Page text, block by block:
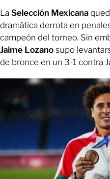
La Selección Mexicana
dramática derrota en
campeón del torneo. Sin
Jaime Lozano supo
de bronce en un 3-1 contra